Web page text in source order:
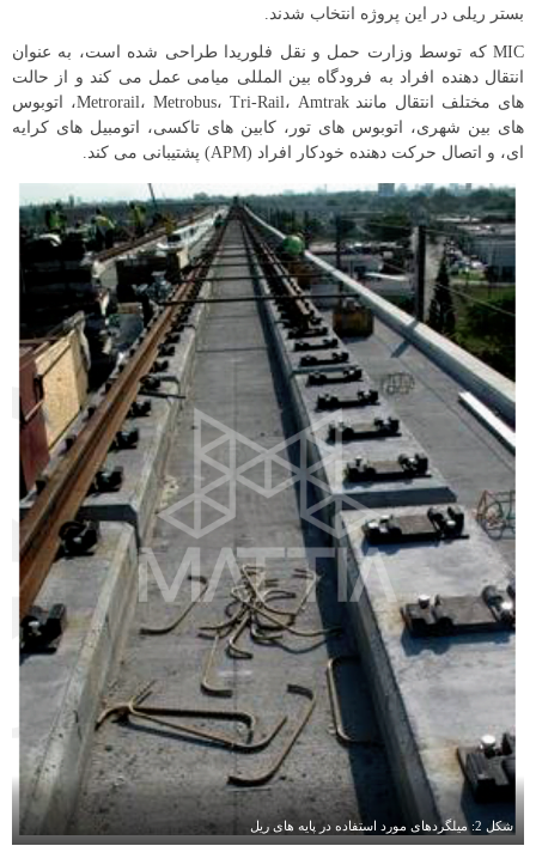
بستر ریلی در این پروژه انتخاب شدند.
MIC که توسط وزارت حمل و نقل فلوریدا طراحی شده است، به عنوان
انتقال دهنده افراد به فرودگاه بین المللی میامی عمل می کند و از حالت
های مختلف انتقال مانند Metrorail، Metrobus، Tri-Rail، Amtrak، اتوبوس
های بین شهری، اتوبوس های تور، کابین های تاکسی، اتومبیل های کرایه
ای، و اتصال حرکت دهنده خودکار افراد (APM) پشتیبانی می کند.
شکل 2: میلگردهای مورد استفاده در پایه های ریل